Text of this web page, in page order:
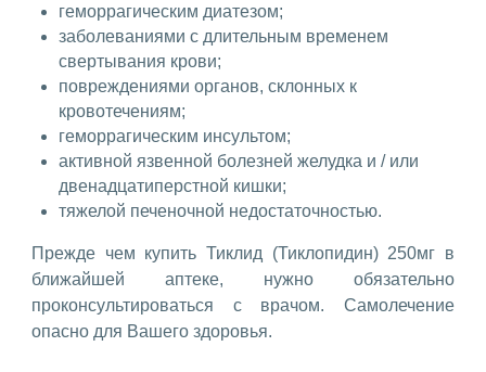
геморрагическим диатезом;
заболеваниями с длительным временем
свертывания крови;
повреждениями органов, склонных к
кровотечениям;
геморрагическим инсультом;
активной язвенной болезней желудка и / или
двенадцатиперстной кишки;
тяжелой печеночной недостаточностью.
Прежде чем купить Тиклид (Тиклопидин) 250мг в
ближайшей аптеке, нужно обязательно
проконсультироваться с врачом. Самолечение
опасно для Вашего здоровья.